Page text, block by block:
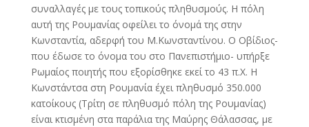
συναλλαγές με τους τοπικούς πληθυσμούς. Η πόλη
αυτή της Ρουμανίας οφείλει το όνομά της στην
Κωνσταντία, αδερφή του Μ.Κωνσταντίνου. Ο Οβίδιος-
που έδωσε το όνομα του στο Πανεπιστήμιο- υπήρξε
Ρωμαίος ποιητής που εξορίσθηκε εκεί το 43 π.Χ. Η
Κωνστάντσα στη Ρουμανία έχει πληθυσμό 350.000
κατοίκους (Τρίτη σε πληθυσμό πόλη της Ρουμανίας)
είναι κτισμένη στα παράλια της Μαύρης Θάλασσας, με